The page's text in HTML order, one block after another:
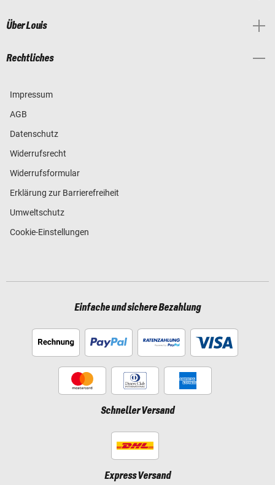
Über Louis
Rechtliches
Impressum
AGB
Datenschutz
Widerrufsrecht
Widerrufsformular
Erklärung zur Barrierefreiheit
Umweltschutz
Cookie-Einstellungen
Einfache und sichere Bezahlung
Schneller Versand
Express Versand